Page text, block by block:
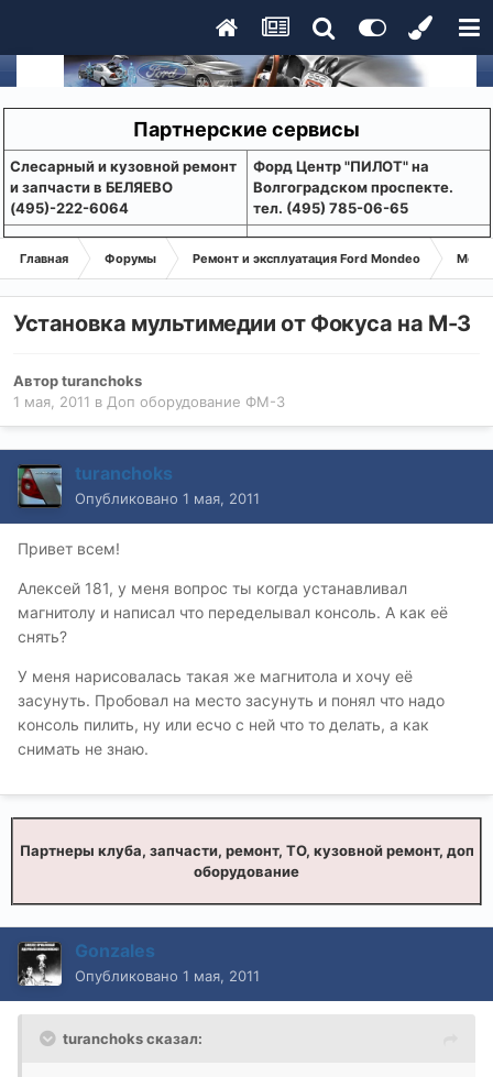
Партнерские сервисы
Слесарный и кузовной ремонт
и запчасти в БЕЛЯЕВО
(495)-222-6064
Форд Центр "ПИЛОТ" на
Волгоградском проспекте.
тел. (495) 785-06-65
Главная Форумы Ремонт и эксплуатация Ford Mondeo
Установка мультимедии от Фокуса на М-3
Авторturanchoks
1 мая, 2011 в Доп оборудование ФМ-3
turanchoks
Опубликовано 1 мая, 2011
Привет всем!
Алексей 181, у меня вопрос ты когда устанавливал
магнитолу и написал что переделывал консоль. А как её
снять?
У меня нарисовалась такая же магнитола и хочу её
засунуть. Пробовал на место засунуть и понял что надо
консоль пилить, ну или есчо с ней что то делать, а как
снимать не знаю.
Партнеры клуба, запчасти, ремонт, ТО, кузовной ремонт, доп
оборудование
Gonzales
Опубликовано 1 мая, 2011
turanchoks сказал: